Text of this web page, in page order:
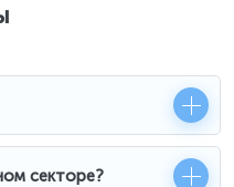
секторе?